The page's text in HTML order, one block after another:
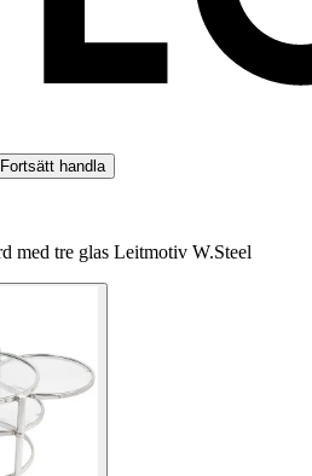
Fortsätt handla
med tre glas Leitmotiv W.Steel